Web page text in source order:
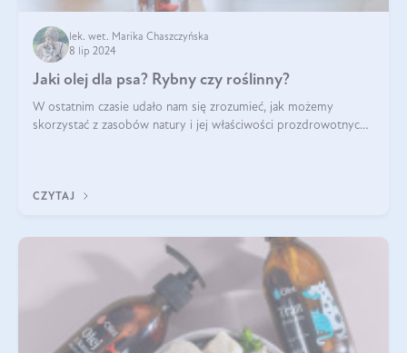
lek. wet. Marika Chaszczyńska
8 lip 2024
Jaki olej dla psa? Rybny czy roślinny?
W ostatnim czasie udało nam się zrozumieć, jak możemy
skorzystać z zasobów natury i jej właściwości prozdrowotnych,
CZYTAJ